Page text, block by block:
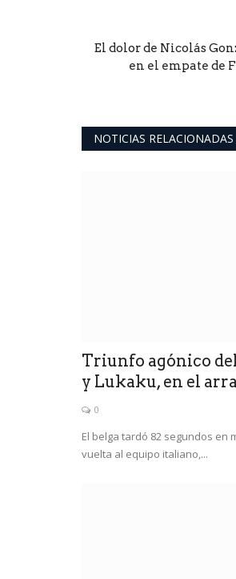
El dolor de Nicolás
en el empate de
NOTICIAS RELACIONADAS
Triunfo agónico
y Lukaku, en el
0
El belga tardó 82 segundos en
vuelta al equipo italiano,...